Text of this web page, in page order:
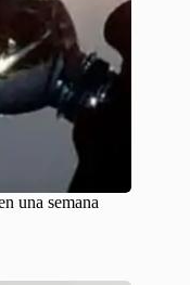
una semana